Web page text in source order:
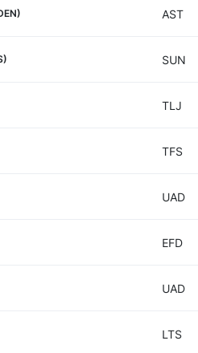
AST
SUN
TLJ
TFS
UAD
EFD
UAD
LTS